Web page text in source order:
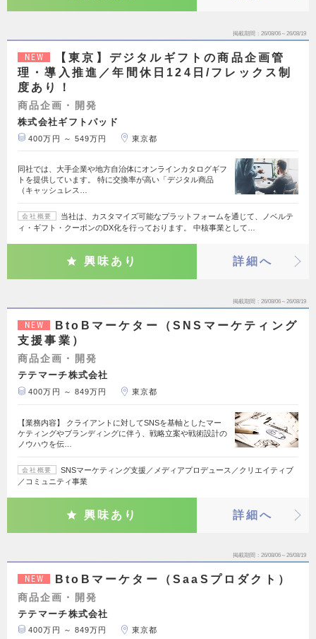
掲載期間 26/08/06～26/08/19
NEW
【東京】デジタルギフトの商品企画管
理・導入推進／年間休日124日/フレックス制
度あり！
商品企画・開発
株式会社ギフトパッド
400万円 ～ 549万円 東京都
同社では、大手企業や地方自治体にオンラインカタログギフ
トを提供しています。 特に交換率が高い「デジタル商品
（キャッシュレス…
会社概要
当社は、カスタマイズ可能なプラットフォームを通じて、ノベルテ
ィ・ギフト・クーポンのDX化を行っております。 中核事業として…
興味あり 詳細へ
掲載期間 26/08/06～26/08/19
NEW
BtoBマーケター（SNSマーケティング
支援事業）
商品企画・開発
テテマーチ株式会社
400万円 ～ 849万円 東京都
【業務内容】 クライアントに対してSNSを基軸としたマー
ケティングやブランディングに伴う、戦略立案や戦術設計の
ノウハウを伝…
会社概要
SNSマーケティング支援／メディアプロデュース／クリエイティブ
／コミュニティ事業
興味あり 詳細へ
掲載期間 26/08/06～26/08/19
NEW BtoBマーケター（SaaSプロダクト）
商品企画・開発
テテマーチ株式会社
400万円 ～ 849万円 東京都